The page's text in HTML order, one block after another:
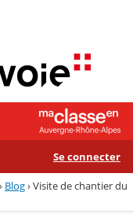
Se connecter
› Blog›Visite de chantier du